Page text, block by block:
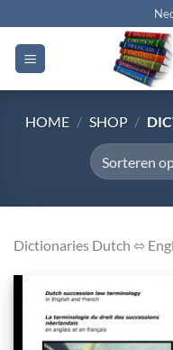
naar
inhoud
HOME / SHOP /
Dictionaries Dutch ⬄